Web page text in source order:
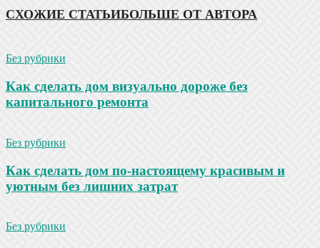
СХОЖИЕ СТАТЬИБОЛЬШЕ ОТ АВТОРА
Без рубрики
Как сделать дом визуально дороже без
капитального ремонта
Без рубрики
Как сделать дом по-настоящему красивым и
уютным без лишних затрат
Без рубрики